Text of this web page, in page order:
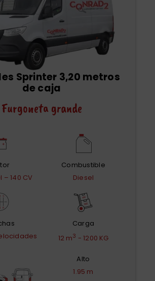
Sprinter 3,20 metros
de caja
Furgoneta grande
– 140 CV
Combustible
Diesel
Carga
12 m3 - 1200 KG
Alto
1.95 m